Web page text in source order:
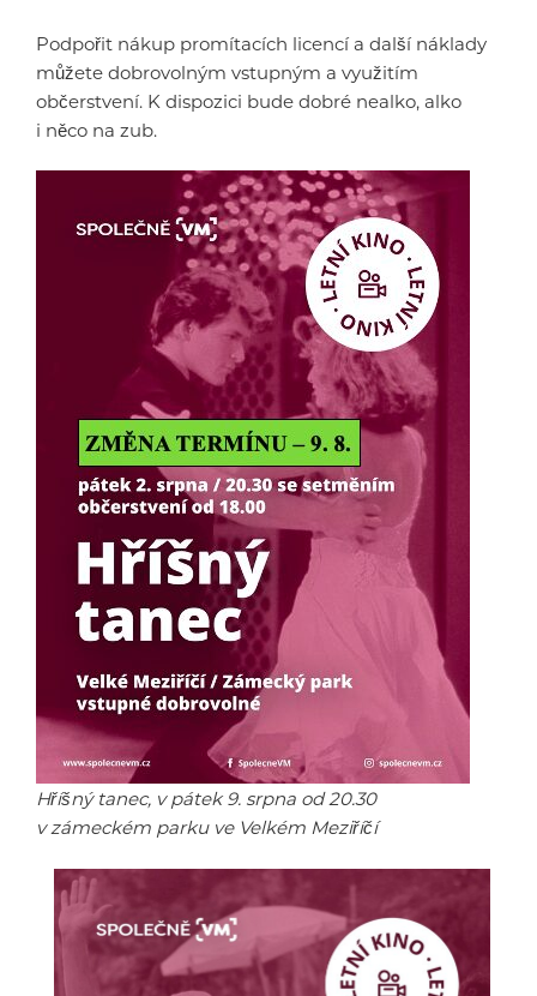
Podpořit nákup promítacích licencí a další náklady
můžete dobrovolným vstupným a využitím
občerstvení. K dispozici bude dobré nealko, alko
i něco na zub.
Hříšný tanec, v pátek 9. srpna od 20.30
v zámeckém parku ve Velkém Meziříčí